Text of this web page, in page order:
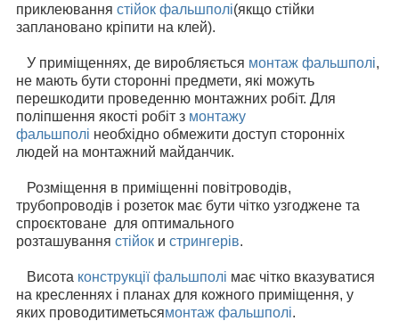
приклеювання стійок фальшполі(якщо стійки
заплановано кріпити на клей).
У приміщеннях, де виробляється монтаж фальшполі,
не мають бути сторонні предмети, які можуть
перешкодити проведенню монтажних робіт. Для
поліпшення якості робіт з монтажу
фальшполі необхідно обмежити доступ сторонніх
людей на монтажний майданчик.
Розміщення в приміщенні повітроводів,
трубопроводів і розеток має бути чітко узгоджене та
спроєктоване для оптимального
розташування стійок и стрингерів.
Висота конструкції фальшполі має чітко вказуватися
на кресленнях і планах для кожного приміщення, у
яких проводитиметьсямонтаж фальшполі.